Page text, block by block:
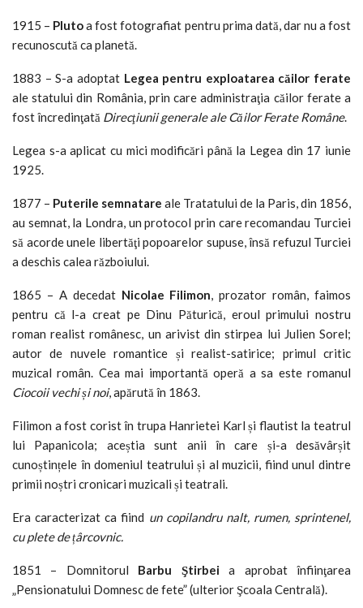
1915 – Plutoa fost fotografiat pentru prima dată, dar nu a fost
recunoscută ca planetă.
1883 – S-a adoptat Legea pentru exploatarea căilor ferate
ale statului din România, prin care administraţia căilor ferate a
fost încredinţată Direcţiunii generale ale Căilor Ferate Române.
Legea s-a aplicat cu mici modificări până la Legea din 17 iunie
1925.
1877 – Puterile semnatare ale Tratatului de la Paris, din 1856,
au semnat, la Londra, un protocol prin care recomandau Turciei
să acorde unele libertăţi popoarelor supuse, însă refuzul Turciei
a deschis calea războiului.
1865 – A decedat Nicolae Filimon, prozator român, faimos
pentru că l-a creat pe Dinu Păturică, eroul primului nostru
roman realist românesc, un arivist din stirpea lui Julien Sorel;
autor de nuvele romantice și realist-satirice; primul critic
muzical român. Cea mai importantă operă a sa este romanul
Ciocoii vechi și noi, apărută în 1863.
Filimon a fost corist în trupa Hanrietei Karl și flautist la teatrul
lui Papanicola; aceștia sunt anii în care și-a desăvârșit
cunoștințele în domeniul teatrului și al muzicii, fiind unul dintre
primii noștri cronicari muzicali și teatrali.
Era caracterizat ca fiind un copilandru nalt, rumen, sprintenel,
cu plete de țârcovnic.
1851 – Domnitorul Barbu Ştirbeia aprobat înfiinţarea
„Pensionatului Domnesc de fete” (ulterior Şcoala Centrală).